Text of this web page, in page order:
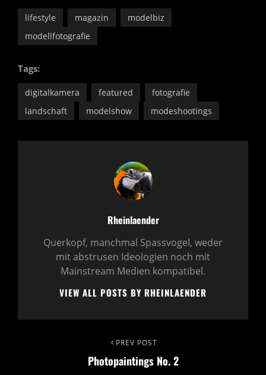
lifestyle magazin
modelbiz
modellfotografie
Tags:
digitalkamera featured
fotografie
landschaft
modelshow modeshootings
Author:
Rheinlaender
Querkopf, manchmal Spassvogel, weder
mit abstrusen Ideologien noch mit
Mainstream Medien kompatibel.
VIEW ALL POSTS BY RHEINLAENDER
Beitragsnavigation
PREV POST
Photopaintings No. 2